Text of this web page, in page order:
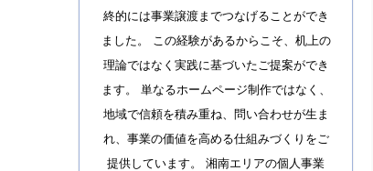
終的には事業譲渡までつなげることができ
ました。 この経験があるからこそ、机上の
理論ではなく実践に基づいたご提案ができ
ます。 単なるホームページ制作ではなく、
地域で信頼を積み重ね、問い合わせが生ま
れ、事業の価値を高める仕組みづくりをご
提供しています。 湘南エリアの個人事業